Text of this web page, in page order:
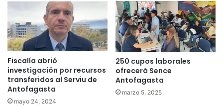
Fiscalía abrió
investigación por recursos
transferidos al Serviu de
Antofagasta
mayo 24, 2024
250 cupos laborales
ofrecerá Sence
Antofagasta
marzo 5, 2025